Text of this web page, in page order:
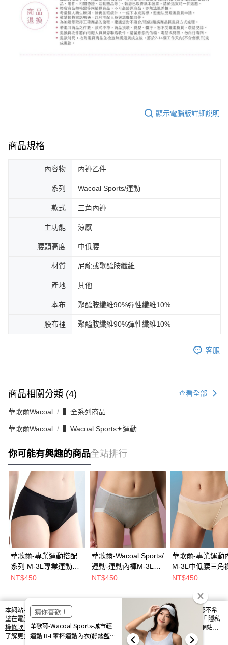
顯示電腦版詳細說明
商品規格
內容物 內褲乙件
系列 Wacoal Sports/運動
款式 三角內褲
主功能 涼感
腰頭高度 中低腰
材質 尼龍或聚醯胺纖維
產地 其他
本布 聚醯胺纖維90%彈性纖維10%
股布裡 聚醯胺纖維90%彈性纖維10%
客服
商品相關分類 (4) 查看全部
華歌爾Wacoal ▍全系列商品
華歌爾Wacoal ▍Wacoal Sports✦運動
你可能有興趣的商品全站排行
華歌爾-專業運動搭配
系列 M-3L專業運動內
褲(搖滾黑) NBB182搭
NT$450
華歌爾-Wacoal Sports/
運動-運動內褲M-3L中
低腰三角內褲(律動灰)-
NT$450
華歌爾-專業運動
M-3L中低腰三角
茶膚) 搭配內褲-
NT$450
熱門標籤
本網站中使用 cookie，欲查詢有關本網站使用 cookie 方式之詳情，及若您不希
望在電腦上使用 cookie 時應如何變更電腦的 cookie 設定，請參閱本網站「 隱私
權條款
」之 Cookie 聲明。您繼續使用本網站即表示您同意本公司得按本網站使
用條款之 Cookie 聲明使用 cookie。
了解更多 >